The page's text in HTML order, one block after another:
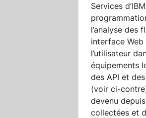
Services
l’analyse des
interface
l’utilisateur
équipements
des API et
(voir ci-
devenu
collectées et